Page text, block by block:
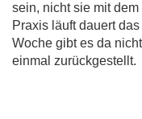
sein, nicht sie mit
Praxis läuft dauert
Woche gibt es da
einmal zurückgestellt.